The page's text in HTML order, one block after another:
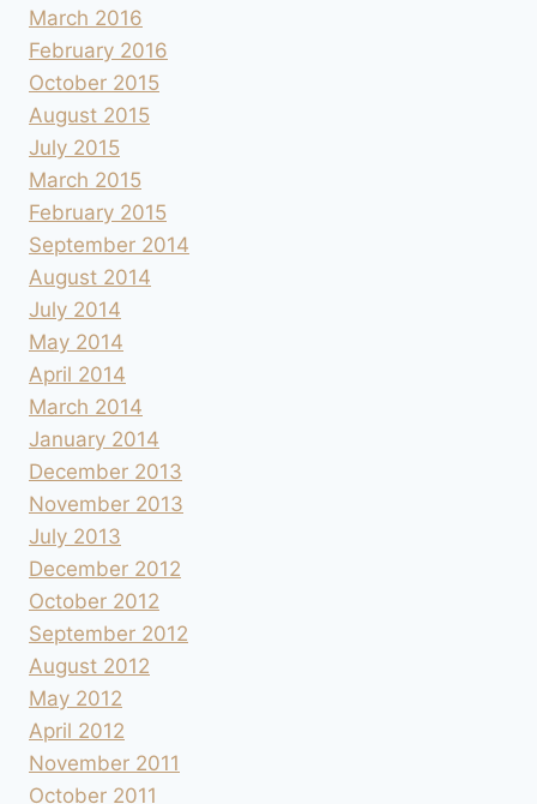
March 2016
February 2016
October 2015
August 2015
July 2015
March 2015
February 2015
September 2014
August 2014
July 2014
May 2014
April 2014
March 2014
January 2014
December 2013
November 2013
July 2013
December 2012
October 2012
September 2012
August 2012
May 2012
April 2012
November 2011
October 2011